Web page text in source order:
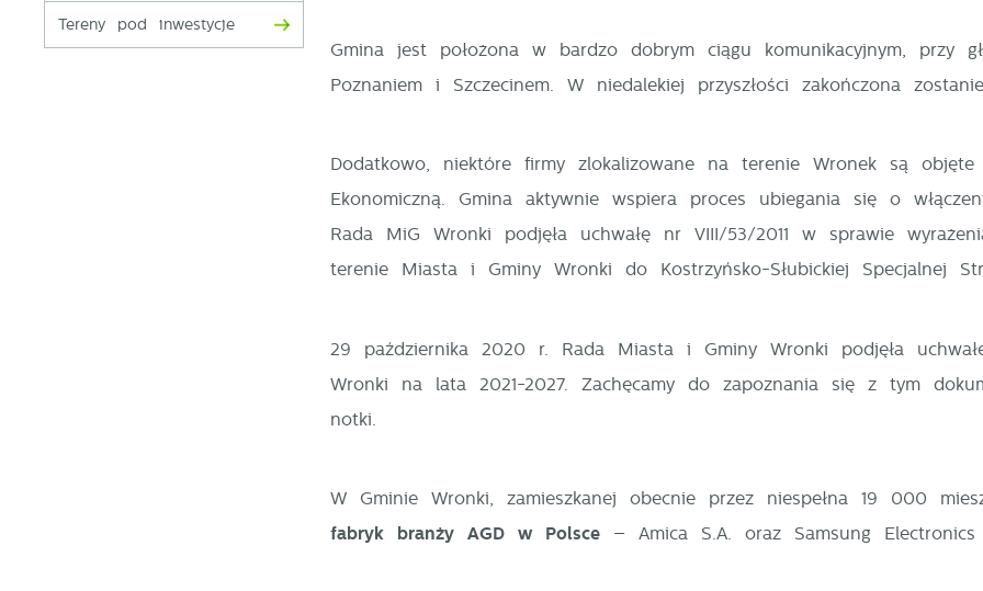
Tereny pod inwestycje
Gmina jest położona w bardzo dobrym ciągu komunikacyjnym, przy
Poznaniem i Szczecinem. W niedalekiej przyszłości zakończona
Dodatkowo, niektóre firmy zlokalizowane na terenie Wronek są objęte
Ekonomiczną. Gmina aktywnie wspiera proces ubiegania się o
Rada MiG Wronki podjęła uchwałę nr VIII/53/2011 w sprawie
terenie Miasta i Gminy Wronki do Kostrzyńsko-Słubickiej Specjalnej
29 października 2020 r. Rada Miasta i Gminy Wronki podjęła
Wronki na lata 2021-2027.Zachęcamy do zapoznania się z tym
notki.
W Gminie Wronki, zamieszkanej obecnie przez niespełna 19 000
fabryk branży AGD w Polsce – Amica S.A. oraz Samsung Electronics